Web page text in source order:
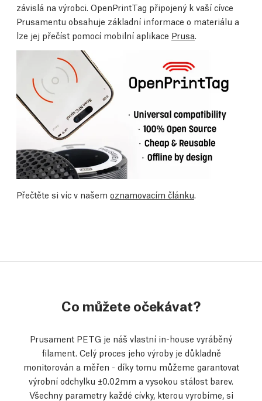
závislá na výrobci. OpenPrintTag připojený k vaší cívce
Prusamentu obsahuje základní informace o materiálu a
lze jej přečíst pomocí mobilní aplikace Prusa
Přečtěte si víc v našem oznamovacím článku
Co můžete očekávat?
Prusament PETG je náš vlastní in-house vyráběný
filament. Celý proces jeho výroby je důkladně
monitorován a měřen - díky tomu můžeme garantovat
výrobní odchylku ±0.02mm a vysokou stálost barev.
Všechny parametry každé cívky, kterou vyrobíme, si